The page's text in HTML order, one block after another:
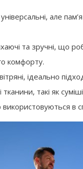
але
та зручні, що
комфорту.
ідеально
такі як
в